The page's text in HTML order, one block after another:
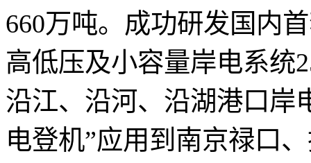
660万吨。成功研发国内
高低压及小容量岸电系统
沿江、沿河、沿湖港口岸
电登机”应用到南京禄口